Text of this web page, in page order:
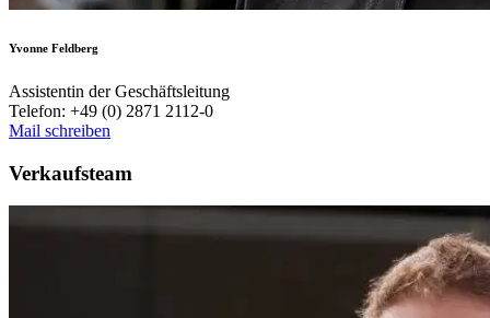
Yvonne Feldberg
Assistentin der Geschäftsleitung
Telefon: +49 (0) 2871 2112-0
Mail schreiben
Verkaufsteam